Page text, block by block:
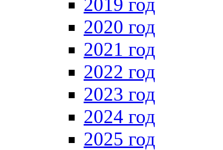
2020 год
2021 год
2022 год
2023 год
2024 год
2025 год